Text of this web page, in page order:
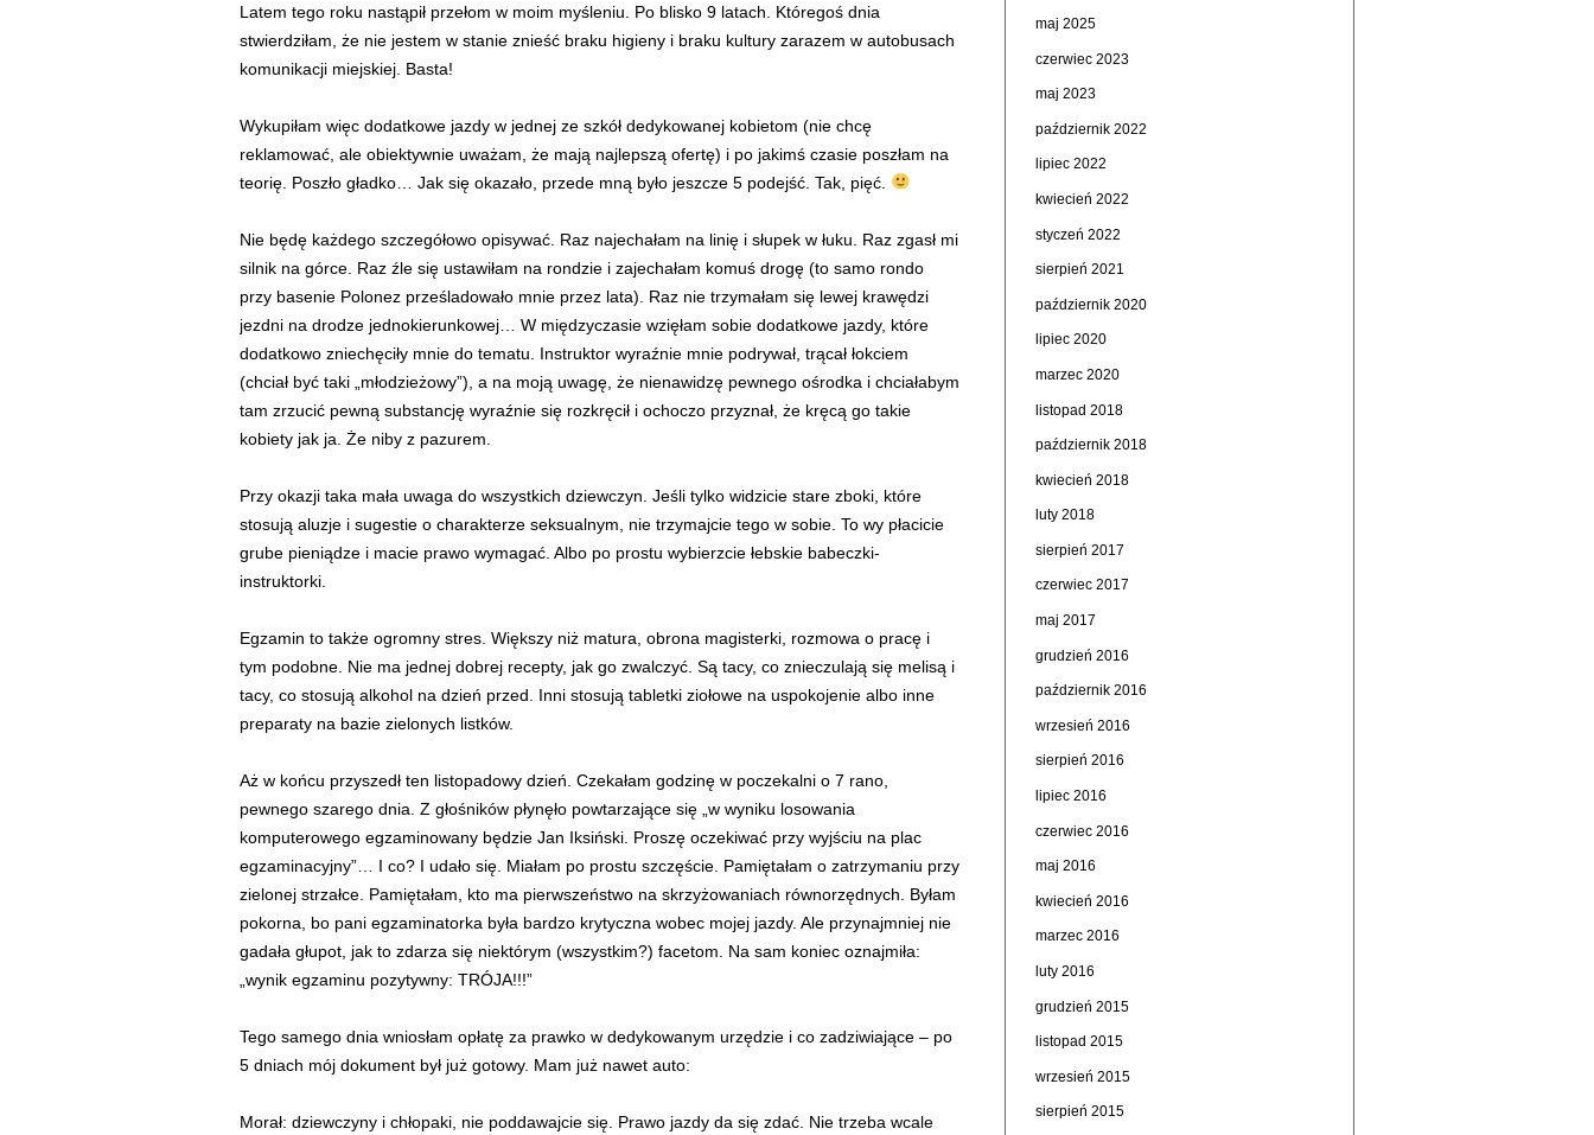
Latem tego roku nastąpił przełom w moim myśleniu. Po blisko 9 latach. Któregoś dnia
stwierdziłam, że nie jestem w stanie znieść braku higieny i braku kultury zarazem w autobusach
komunikacji miejskiej. Basta!
Wykupiłam więc dodatkowe jazdy w jednej ze szkół dedykowanej kobietom (nie chcę
reklamować, ale obiektywnie uważam, że mają najlepszą ofertę) i po jakimś czasie poszłam na
teorię. Poszło gładko… Jak się okazało, przede mną było jeszcze 5 podejść. Tak, pięć.
Nie będę każdego szczegółowo opisywać. Raz najechałam na linię i słupek w łuku. Raz zgasł mi
silnik na górce. Raz źle się ustawiłam na rondzie i zajechałam komuś drogę (to samo rondo
przy basenie Polonez prześladowało mnie przez lata). Raz nie trzymałam się lewej krawędzi
jezdni na drodze jednokierunkowej… W międzyczasie wzięłam sobie dodatkowe jazdy, które
dodatkowo zniechęciły mnie do tematu. Instruktor wyraźnie mnie podrywał, trącał łokciem
(chciał być taki „młodzieżowy”), a na moją uwagę, że nienawidzę pewnego ośrodka i chciałabym
tam zrzucić pewną substancję wyraźnie się rozkręcił i ochoczo przyznał, że kręcą go takie
kobiety jak ja. Że niby z pazurem.
Przy okazji taka mała uwaga do wszystkich dziewczyn. Jeśli tylko widzicie stare zboki, które
stosują aluzje i sugestie o charakterze seksualnym, nie trzymajcie tego w sobie. To wy płacicie
grube pieniądze i macie prawo wymagać. Albo po prostu wybierzcie łebskie babeczki-
instruktorki.
Egzamin to także ogromny stres. Większy niż matura, obrona magisterki, rozmowa o pracę i
tym podobne. Nie ma jednej dobrej recepty, jak go zwalczyć. Są tacy, co znieczulają się melisą i
tacy, co stosują alkohol na dzień przed. Inni stosują tabletki ziołowe na uspokojenie albo inne
preparaty na bazie zielonych listków.
Aż w końcu przyszedł ten listopadowy dzień. Czekałam godzinę w poczekalni o 7 rano,
pewnego szarego dnia. Z głośników płynęło powtarzające się „w wyniku losowania
komputerowego egzaminowany będzie Jan Iksiński. Proszę oczekiwać przy wyjściu na plac
egzaminacyjny”… I co? I udało się. Miałam po prostu szczęście. Pamiętałam o zatrzymaniu przy
zielonej strzałce. Pamiętałam, kto ma pierwszeństwo na skrzyżowaniach równorzędnych. Byłam
pokorna, bo pani egzaminatorka była bardzo krytyczna wobec mojej jazdy. Ale przynajmniej nie
gadała głupot, jak to zdarza się niektórym (wszystkim?) facetom. Na sam koniec oznajmiła:
„wynik egzaminu pozytywny: TRÓJA!!!”
Tego samego dnia wniosłam opłatę za prawko w dedykowanym urzędzie i co zadziwiające – po
5 dniach mój dokument był już gotowy. Mam już nawet auto:
Morał: dziewczyny i chłopaki, nie poddawajcie się. Prawo jazdy da się zdać. Nie trzeba wcale
maj 2025
czerwiec 2023
maj 2023
październik 2022
lipiec 2022
kwiecień 2022
styczeń 2022
sierpień 2021
październik 2020
lipiec 2020
marzec 2020
listopad 2018
październik 2018
kwiecień 2018
luty 2018
sierpień 2017
czerwiec 2017
maj 2017
grudzień 2016
październik 2016
wrzesień 2016
sierpień 2016
lipiec 2016
czerwiec 2016
maj 2016
kwiecień 2016
marzec 2016
luty 2016
grudzień 2015
listopad 2015
wrzesień 2015
sierpień 2015